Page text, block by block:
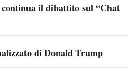
il dibattito sul “Chat
di Donald Trump